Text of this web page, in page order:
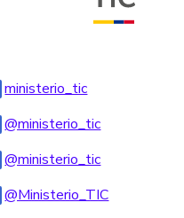
ministerio_ticLogo Instagram
@ministerio_ticLogo Threads
@ministerio_ticLogo Tiktok
@Ministerio_TICLogo Twitter